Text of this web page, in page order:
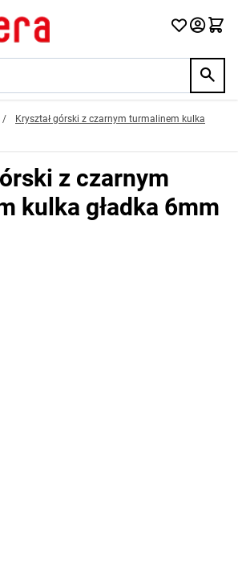
/
Kryształ górski z czarnym turmalinem kulka
z czarnym
kulka gładka 6mm